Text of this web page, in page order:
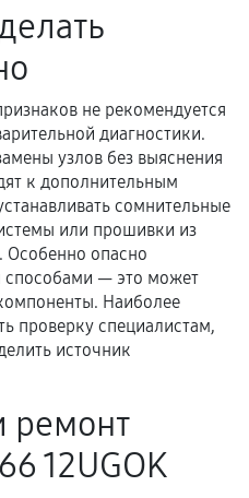
попадание влаги,
или вмешательство
если иное не
гарантийного
это не указано в
куплены
работы может
частично, если
не рекомендуется
диагностики.
узлов без выяснения
к дополнительным
сомнительные
или прошивки из
Особенно опасно
способами — это может
Наиболее
проверку специалистам,
источник
ремонт
12UGOK